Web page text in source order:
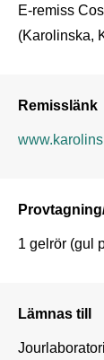
E-remiss
(Karolinska,
Remisslänk
1 gelrör (gul
Lämnas till